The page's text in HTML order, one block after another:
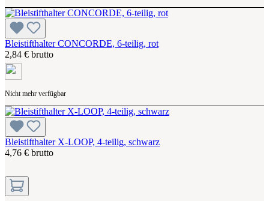
Bleistifthalter CONCORDE, 6-teilig, rot
2,84 € brutto
Nicht mehr verfügbar
Bleistifthalter X-LOOP, 4-teilig, schwarz
4,76 € brutto